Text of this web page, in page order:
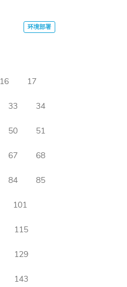
16 17
33 34
50 51
67 68
84 85
101
115
129
143